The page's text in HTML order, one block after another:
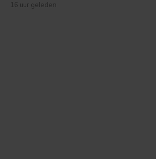
16 uur geleden